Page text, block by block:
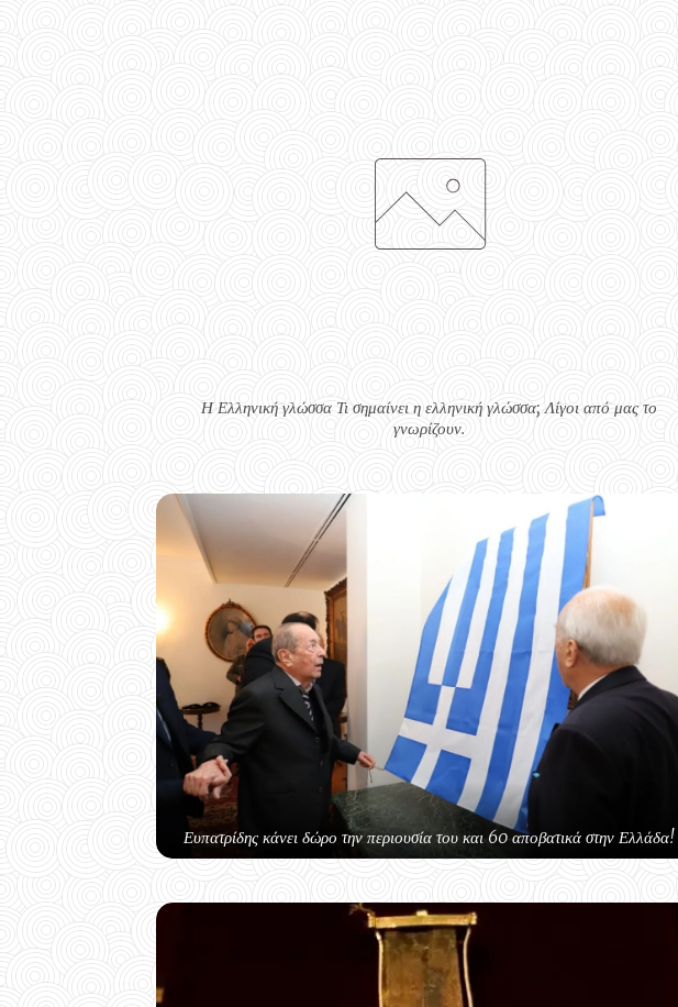
Η Ελληνική γλώσσα Τι σημαίνει η ελληνική γλώσσα; Λίγοι από μας το
γνωρίζουν.
Ευπατρίδης κάνει δώρο την περιουσία του και 60 αποβατικά στην Ελλάδα!